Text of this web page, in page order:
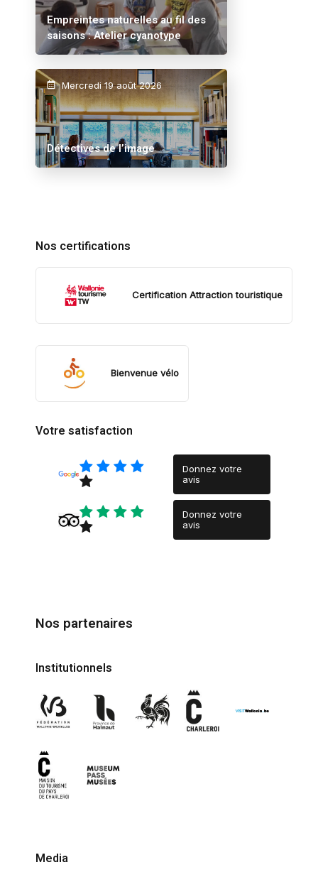
Empreintes naturelles au fil des
saisons : Atelier cyanotype
Mercredi 19 août 2026
Détectives de l’image
Nos certifications
Certification Attraction touristique
Bienvenue vélo
Votre satisfaction
Donnez votre
avis
Donnez votre
avis
Nos partenaires
Institutionnels
Media